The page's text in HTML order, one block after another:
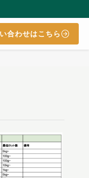
合わせはこちら